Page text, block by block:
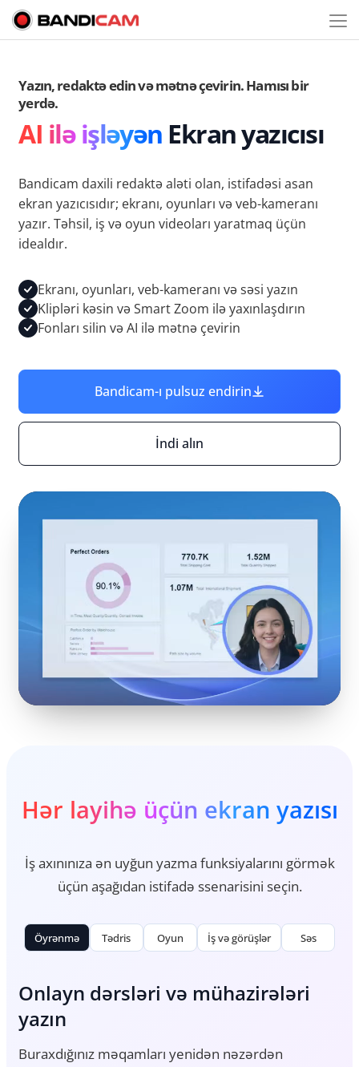
Yazın, redaktə edin və mətnə çevirin. Hamısı bir
yerdə.
AI ilə işləyən Ekran yazıcısı
Bandicam daxili redaktə aləti olan, istifadəsi asan
ekran yazıcısıdır; ekranı, oyunları və veb-kameranı
yazır. Təhsil, iş və oyun videoları yaratmaq üçün
idealdır.
Ekranı, oyunları, veb-kameranı və səsi yazın
Klipləri kəsin və Smart Zoom ilə yaxınlaşdırın
Fonları silin və AI ilə mətnə çevirin
Bandicam-ı pulsuz endirin
İndi alın
Hər layihə üçün ekran yazısı
İş axınınıza ən uyğun yazma funksiyalarını görmək
üçün aşağıdan istifadə ssenarisini seçin.
Öyrənmə Tədris Oyun İş və görüşlər Səs
Onlayn dərsləri və mühazirələri
yazın
Buraxdığınız məqamları yenidən nəzərdən